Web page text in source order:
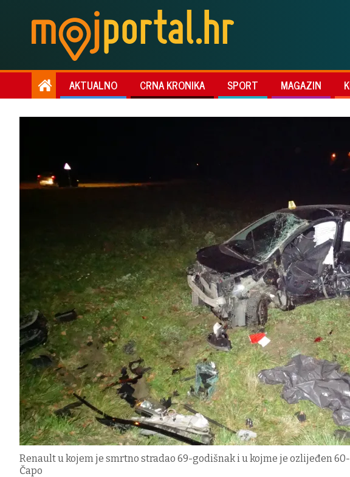
AKTUALNO CRNA KRONIKA SPORT MAGAZIN
Renault u kojem je smrtno stradao 69-godišnak i u kojme je ozlijeđen
Čapo